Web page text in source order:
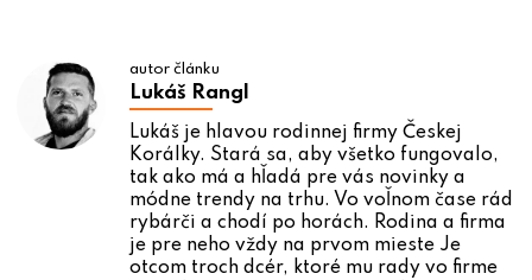
autor článku
Lukáš Rangl
Lukáš je hlavou rodinnej firmy Českej
Korálky. Stará sa, aby všetko fungovalo,
tak ako má a hľadá pre vás novinky a
módne trendy na trhu. Vo voľnom čase rád
rybárči a chodí po horách. Rodina a firma
je pre neho vždy na prvom mieste Je
otcom troch dcér, ktoré mu rady vo firme